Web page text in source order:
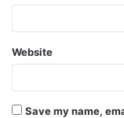
Website
Save my name,